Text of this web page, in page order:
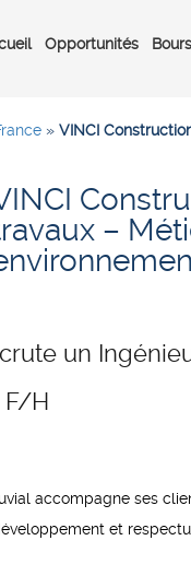
Opportunités
» VINCI
–
un
F/H
accompagne ses
et